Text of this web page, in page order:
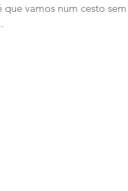
que vamos num cesto